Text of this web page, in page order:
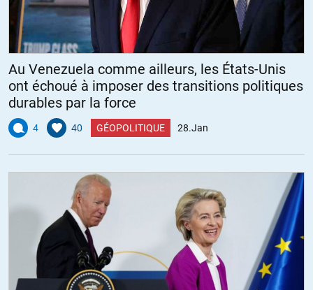
Au Venezuela comme ailleurs, les États-Unis
ont échoué à imposer des transitions politiques
durables par la force
4 40 GÉOPOLITIQUE 28.Jan